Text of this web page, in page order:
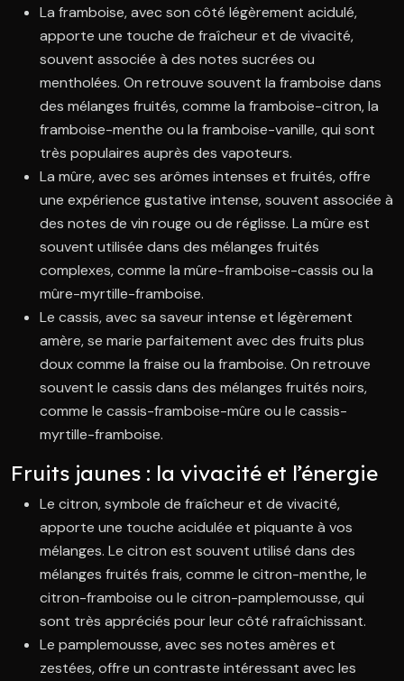
La framboise, avec son côté légèrement acidulé,
apporte une touche de fraîcheur et de vivacité,
souvent associée à des notes sucrées ou
mentholées. On retrouve souvent la framboise dans
des mélanges fruités, comme la framboise-citron, la
framboise-menthe ou la framboise-vanille, qui sont
très populaires auprès des vapoteurs.
La mûre, avec ses arômes intenses et fruités, offre
une expérience gustative intense, souvent associée à
des notes de vin rouge ou de réglisse. La mûre est
souvent utilisée dans des mélanges fruités
complexes, comme la mûre-framboise-cassis ou la
mûre-myrtille-framboise.
Le cassis, avec sa saveur intense et légèrement
amère, se marie parfaitement avec des fruits plus
doux comme la fraise ou la framboise. On retrouve
souvent le cassis dans des mélanges fruités noirs,
comme le cassis-framboise-mûre ou le cassis-
myrtille-framboise.
Fruits jaunes : la vivacité et l’énergie
Le citron, symbole de fraîcheur et de vivacité,
apporte une touche acidulée et piquante à vos
mélanges. Le citron est souvent utilisé dans des
mélanges fruités frais, comme le citron-menthe, le
citron-framboise ou le citron-pamplemousse, qui
sont très appréciés pour leur côté rafraîchissant.
Le pamplemousse, avec ses notes amères et
zestées, offre un contraste intéressant avec les